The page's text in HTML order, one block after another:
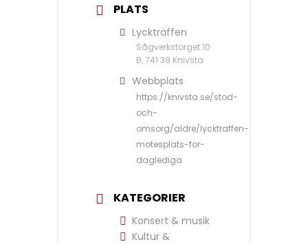
PLATS
Lyckträffen
Sågverkstorget 10
B, 741 39 Knivsta
Webbplats
https://knivsta.se/stod-
och-
omsorg/aldre/lycktraffen-
motesplats-for-
daglediga
KATEGORIER
Konsert & musik
Kultur &